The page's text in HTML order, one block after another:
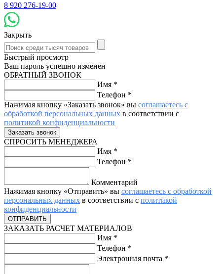
8 920 276-19-00
Закрыть
Быстрый просмотр
Ваш пароль успешно изменен
ОБРАТНЫЙ ЗВОНОК
Имя *
Телефон *
Нажимая кнопку «Заказать звонок» вы соглашаетесь с
обработкой персональных данных в соответствии с
политикой конфиденциальности
СПРОСИТЬ МЕНЕДЖЕРА
Имя *
Телефон *
Комментарий
Нажимая кнопку «Отправить» вы соглашаетесь с обработкой
персональных данных в соответствии с политикой
конфиденциальности
ЗАКАЗАТЬ РАСЧЕТ МАТЕРИАЛОВ
Имя *
Телефон *
Электронная почта *